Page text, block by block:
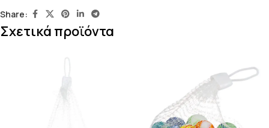
Share:
Σχετικά προϊόντα